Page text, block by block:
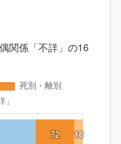
関係「不詳」の16